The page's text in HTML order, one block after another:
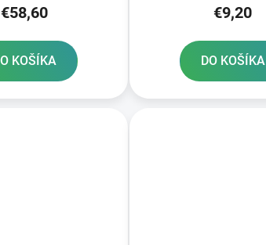
€58,60
KOŠÍKA
€9,20
DO KOŠÍKA